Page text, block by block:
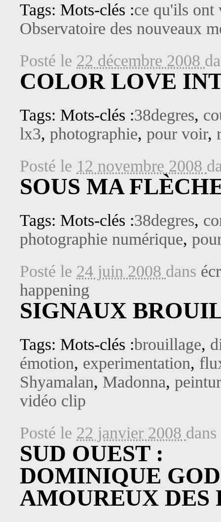
Tags: Mots-clés :ce qu'ils ont
Observatoire des nouveaux
Posté le 22 décembre 2008
COLOR LOVE
Tags: Mots-clés :38degres,
lx3, photographie, pour voir,
Posté le 12 novembre 2008
SOUS MA
Tags: Mots-clés :38degres,
photographie numérique,
Posté le 24 juin 2008 dans
happening
SIGNAUX
Tags: Mots-clés :brouillage,
émotion, experimentation,
Shyamalan, Madonna,
vidéo clip
Posté le 22 janvier 2008 dans
SUD OUEST :
DOMINIQUE
AMOUREUX DES